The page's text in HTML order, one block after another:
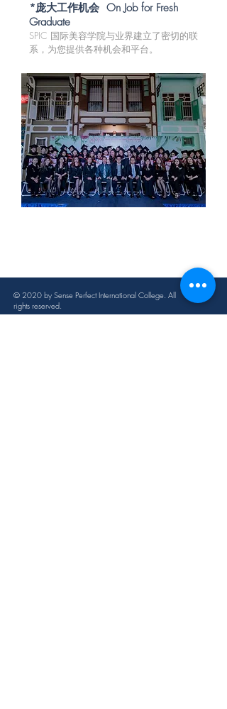
*庞大工作机会 On Job for Fresh
Graduate
SPIC 国际美容学院与业界建立了密切的联
系，为您提供各种机会和平台。
© 2020 by Sense Perfect International College. All
rights reserved.